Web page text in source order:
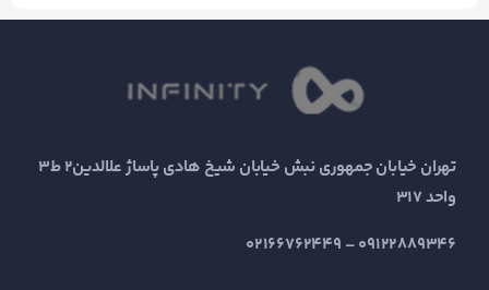
تهران خیابان جمهوری نبش خیابان شیخ هادی پاساژ علالدین2 ط3
واحد 317
09122889346 – 02166762449